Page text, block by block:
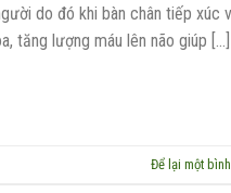
do đó khi bàn chân tiếp xúc
tăng lượng máu lên não giúp […]
Để lại một